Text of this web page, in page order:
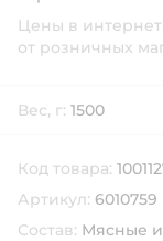
Цены в
от розничных
Вес, г: 1500
Код товара:
Артикул: 6010759
Состав: Мясные